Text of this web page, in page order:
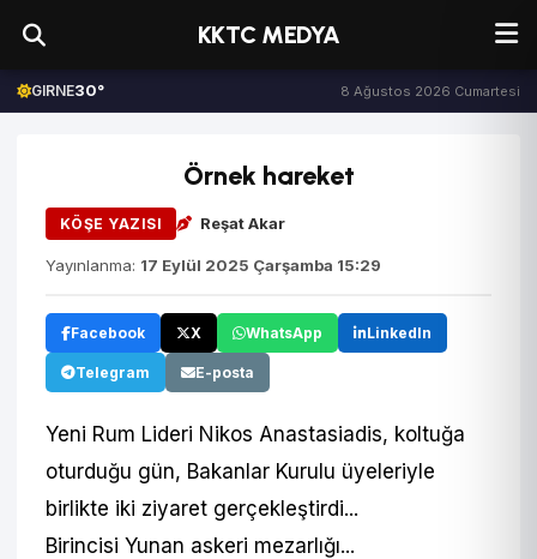
KKTC MEDYA
GIRNE30° 8 Ağustos 2026 Cumartesi
Örnek hareket
KÖŞE YAZISI Reşat Akar
Yayınlanma: 17 Eylül 2025 Çarşamba 15:29
Facebook X WhatsApp LinkedIn
Telegram E-posta
Yeni Rum Lideri Nikos Anastasiadis, koltuğa
oturduğu gün, Bakanlar Kurulu üyeleriyle
birlikte iki ziyaret gerçekleştirdi...
Birincisi Yunan askeri mezarlığı...